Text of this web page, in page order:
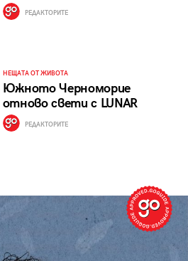
РЕДАКТОРИТЕ
НЕЩАТА ОТ ЖИВОТА
Южното Черноморие
отново свети с LUNAR
РЕДАКТОРИТЕ